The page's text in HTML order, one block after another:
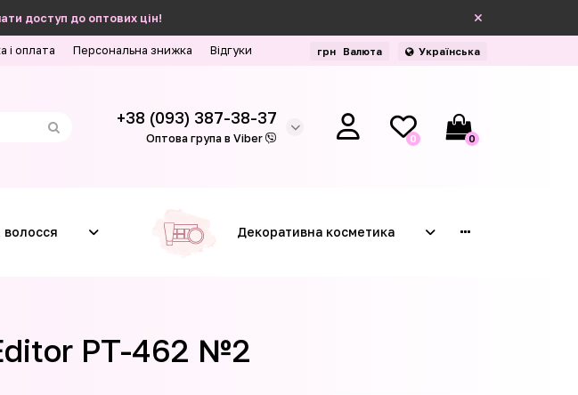
доступ до оптових цін!
і оплата Персональна знижка Відгуки грн Валюта Українська
+38 (093) 387-38-37
Оптова група в Viber 0 0
Декоративна косметика
PT-462 №2